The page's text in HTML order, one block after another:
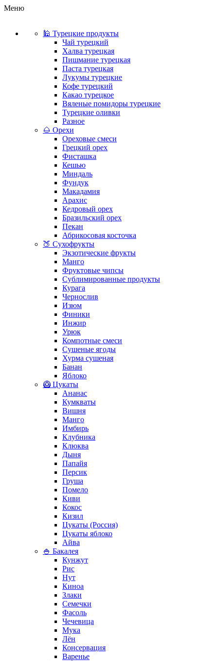
Меню
🕌 Турецкие продукты
Чай турецкий
Халва турецкая
Пишмание турецкая
Паста турецкая
Лукумы турецкие
Кофе турецкий
Какао турецкое
Вяленые помидоры турецкие
Турецкие оливки
Разное
🌰 Орехи
Ореховые смеси
Грецкий орех
Фисташка
Кешью
Миндаль
Фундук
Макадамия
Арахис
Кедровый орех
Бразильский орех
Пекан
Абрикосовая косточка
🍑 Сухофрукты
Экзотические фрукты
Манго
Фруктовые чипсы
Сублимированные продукты
Курага
Чернослив
Изюм
Финики
Инжир
Урюк
Компотные смеси
Сушеные ягоды
Хурма сушеная
Банан
Яблоко
🥝 Цукаты
Ананас
Кумкваты
Вишня
Манго
Имбирь
Клубника
Клюква
Дыня
Папайя
Персик
Груша
Помело
Киви
Кокос
Кизил
Цукаты (Россия)
Цукаты яблоко
Айва
🍚 Бакалея
Кунжут
Рис
Нут
Киноа
Злаки
Семечки
Фасоль
Чечевица
Мука
Лён
Консервация
Варенье